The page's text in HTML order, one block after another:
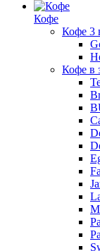
Кофе
Кофе 3
Кофе в